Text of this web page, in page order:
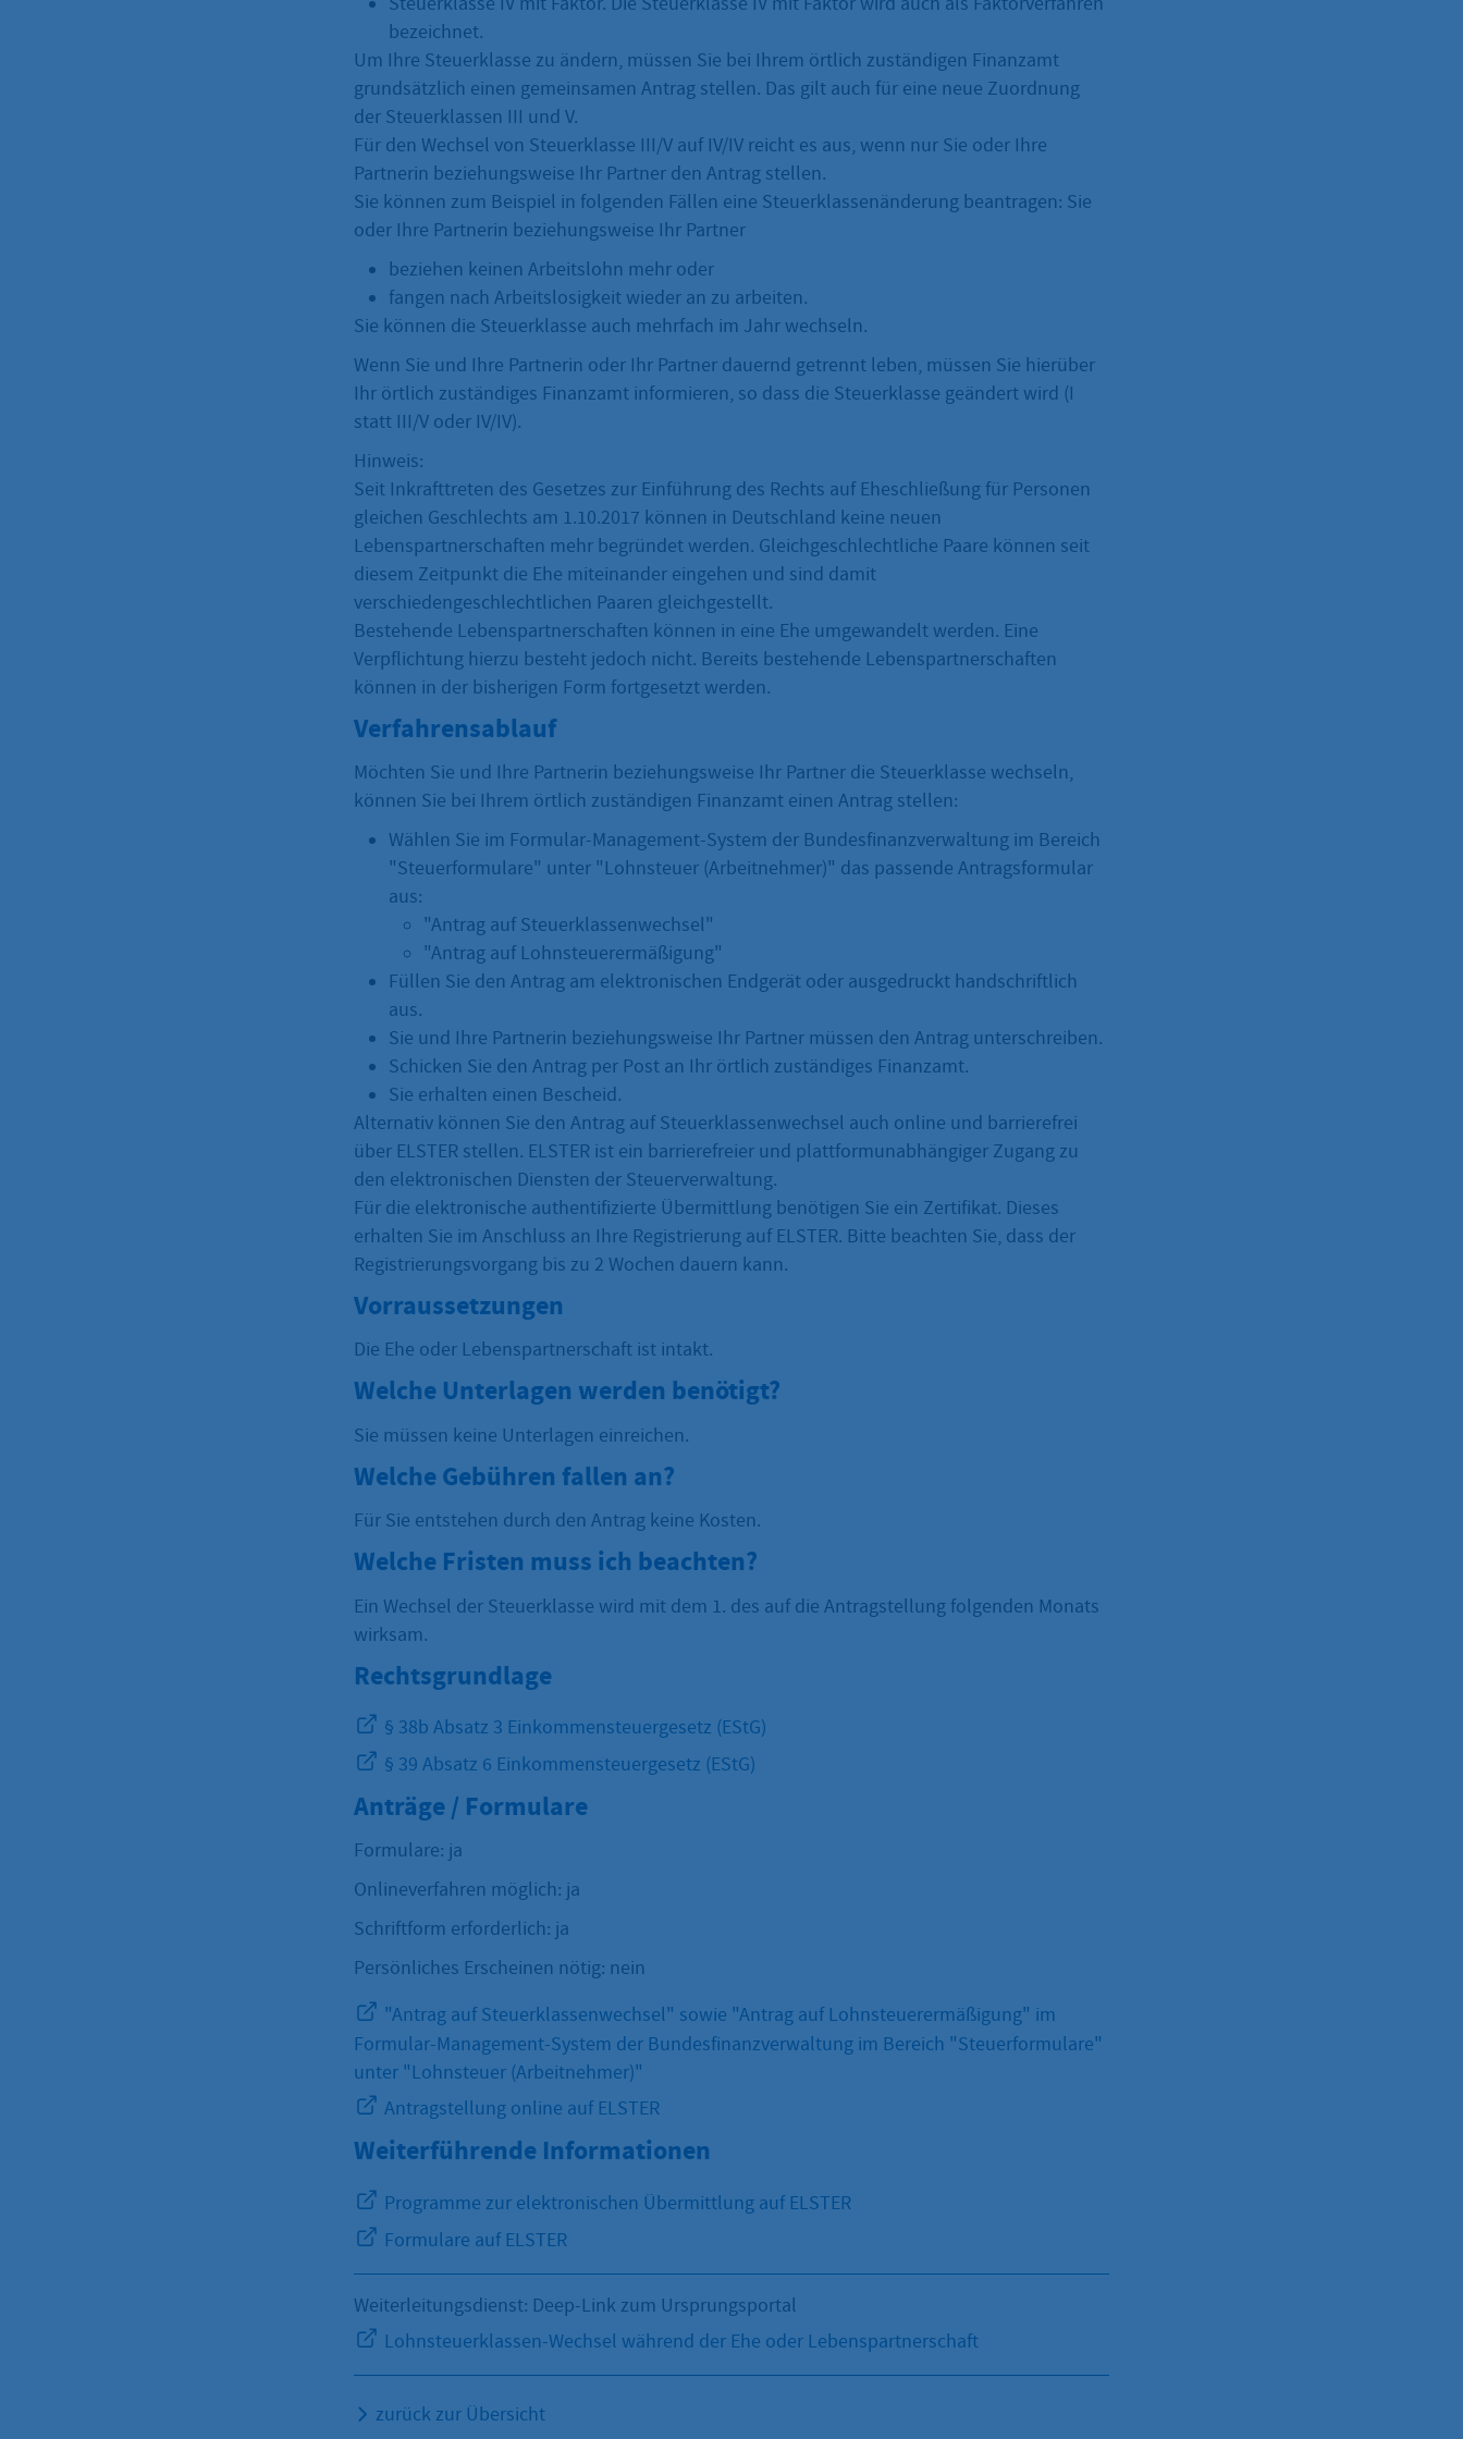
bezeichnet.
Um Ihre Steuerklasse zu ändern, müssen Sie bei Ihrem örtlich zuständigen Finanzamt
grundsätzlich einen gemeinsamen Antrag stellen. Das gilt auch für eine neue Zuordnung
der Steuerklassen III und V.
Für den Wechsel von Steuerklasse III/V auf IV/IV reicht es aus, wenn nur Sie oder Ihre
Partnerin beziehungsweise Ihr Partner den Antrag stellen.
Sie können zum Beispiel in folgenden Fällen eine Steuerklassenänderung beantragen: Sie
oder Ihre Partnerin beziehungsweise Ihr Partner
beziehen keinen Arbeitslohn mehr oder
fangen nach Arbeitslosigkeit wieder an zu arbeiten.
Sie können die Steuerklasse auch mehrfach im Jahr wechseln.
Wenn Sie und Ihre Partnerin oder Ihr Partner dauernd getrennt leben, müssen Sie hierüber
Ihr örtlich zuständiges Finanzamt informieren, so dass die Steuerklasse geändert wird (I
statt III/V oder IV/IV).
Hinweis:
Seit Inkrafttreten des Gesetzes zur Einführung des Rechts auf Eheschließung für Personen
gleichen Geschlechts am 1.10.2017 können in Deutschland keine neuen
Lebenspartnerschaften mehr begründet werden. Gleichgeschlechtliche Paare können seit
diesem Zeitpunkt die Ehe miteinander eingehen und sind damit
verschiedengeschlechtlichen Paaren gleichgestellt.
Bestehende Lebenspartnerschaften können in eine Ehe umgewandelt werden. Eine
Verpflichtung hierzu besteht jedoch nicht. Bereits bestehende Lebenspartnerschaften
können in der bisherigen Form fortgesetzt werden.
Verfahrensablauf
Möchten Sie und Ihre Partnerin beziehungsweise Ihr Partner die Steuerklasse wechseln,
können Sie bei Ihrem örtlich zuständigen Finanzamt einen Antrag stellen:
Wählen Sie im Formular-Management-System der Bundesfinanzverwaltung im Bereich
"Steuerformulare" unter "Lohnsteuer (Arbeitnehmer)" das passende Antragsformular
aus:
"Antrag auf Steuerklassenwechsel"
"Antrag auf Lohnsteuerermäßigung"
Füllen Sie den Antrag am elektronischen Endgerät oder ausgedruckt handschriftlich
aus.
Sie und Ihre Partnerin beziehungsweise Ihr Partner müssen den Antrag unterschreiben.
Schicken Sie den Antrag per Post an Ihr örtlich zuständiges Finanzamt.
Sie erhalten einen Bescheid.
Alternativ können Sie den Antrag auf Steuerklassenwechsel auch online und barrierefrei
über ELSTER stellen. ELSTER ist ein barrierefreier und plattformunabhängiger Zugang zu
den elektronischen Diensten der Steuerverwaltung.
Für die elektronische authentifizierte Übermittlung benötigen Sie ein Zertifikat. Dieses
erhalten Sie im Anschluss an Ihre Registrierung auf ELSTER. Bitte beachten Sie, dass der
Registrierungsvorgang bis zu 2 Wochen dauern kann.
Vorraussetzungen
Die Ehe oder Lebenspartnerschaft ist intakt.
Welche Unterlagen werden benötigt?
Sie müssen keine Unterlagen einreichen.
Welche Gebühren fallen an?
Für Sie entstehen durch den Antrag keine Kosten.
Welche Fristen muss ich beachten?
Ein Wechsel der Steuerklasse wird mit dem 1. des auf die Antragstellung folgenden Monats
wirksam.
Rechtsgrundlage
§ 38b Absatz 3 Einkommensteuergesetz (EStG)
§ 39 Absatz 6 Einkommensteuergesetz (EStG)
Anträge / Formulare
Formulare: ja
Onlineverfahren möglich: ja
Schriftform erforderlich: ja
Persönliches Erscheinen nötig: nein
"Antrag auf Steuerklassenwechsel" sowie "Antrag auf Lohnsteuerermäßigung" im
Formular-Management-System der Bundesfinanzverwaltung im Bereich "Steuerformulare"
unter "Lohnsteuer (Arbeitnehmer)"
Antragstellung online auf ELSTER
Weiterführende Informationen
Programme zur elektronischen Übermittlung auf ELSTER
Formulare auf ELSTER
Weiterleitungsdienst: Deep-Link zum Ursprungsportal
Lohnsteuerklassen-Wechsel während der Ehe oder Lebenspartnerschaft
zurück zur Übersicht